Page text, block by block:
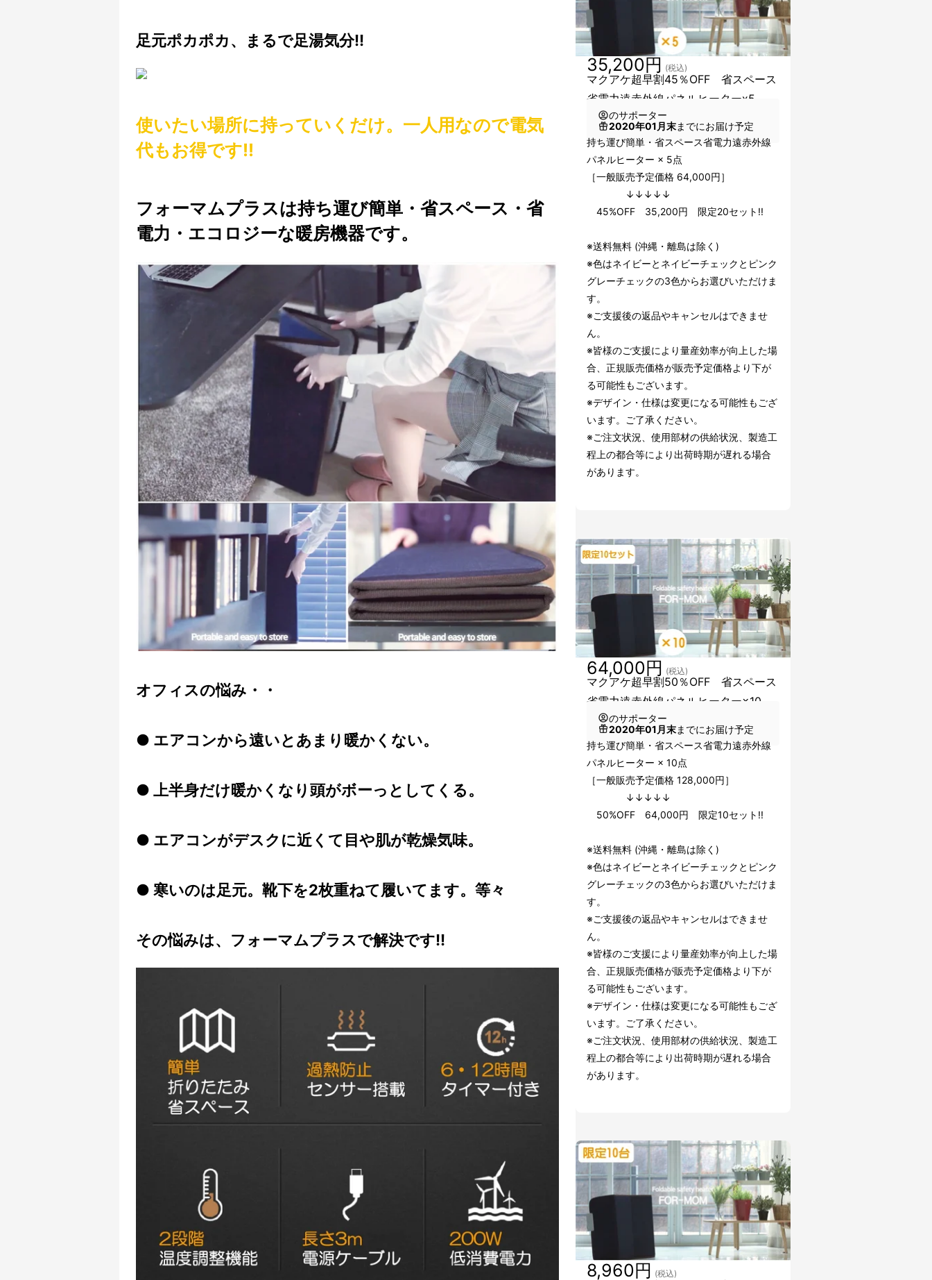
足元ポカポカ、まるで足湯気分!!
使いたい場所に持っていくだけ。一人用なので電気
代もお得です!!
フォーマムプラスは持ち運び簡単・省スペース・省
電力・エコロジーな暖房機器です。
オフィスの悩み・・
● エアコンから遠いとあまり暖かくない。
● 上半身だけ暖かくなり頭がボーっとしてくる。
● エアコンがデスクに近くて目や肌が乾燥気味。
● 寒いのは足元。靴下を2枚重ねて履いてます。等々
その悩みは、フォーマムプラスで解決です!!
マクアケ超早割45％OFF 省スペース
省電力遠赤外線パネルヒーターx5
35,200円 (税込)
のサポーター
2020年01月末までにお届け予定
持ち運び簡単・省スペース省電力遠赤外線
パネルヒーター × 5点
［一般販売予定価格 64,000円］
↓↓↓↓↓
45%OFF 35,200円 限定20セット!!
※送料無料 (沖縄・離島は除く)
※色はネイビーとネイビーチェックとピンク
グレーチェックの3色からお選びいただけま
す。
※ご支援後の返品やキャンセルはできませ
ん。
※皆様のご支援により量産効率が向上した場
合、正規販売価格が販売予定価格より下が
る可能性もございます。
※デザイン・仕様は変更になる可能性もござ
います。ご了承ください。
※ご注文状況、使用部材の供給状況、製造工
程上の都合等により出荷時期が遅れる場合
があります。
マクアケ超早割50％OFF 省スペース
省電力遠赤外線パネルヒーター×10
64,000円 (税込)
のサポーター
2020年01月末までにお届け予定
持ち運び簡単・省スペース省電力遠赤外線
パネルヒーター × 10点
［一般販売予定価格 128,000円］
↓↓↓↓↓
50%OFF 64,000円 限定10セット!!
※送料無料 (沖縄・離島は除く)
※色はネイビーとネイビーチェックとピンク
グレーチェックの3色からお選びいただけま
す。
※ご支援後の返品やキャンセルはできませ
ん。
※皆様のご支援により量産効率が向上した場
合、正規販売価格が販売予定価格より下が
る可能性もございます。
※デザイン・仕様は変更になる可能性もござ
います。ご了承ください。
※ご注文状況、使用部材の供給状況、製造工
程上の都合等により出荷時期が遅れる場合
があります。
8,960円 (税込)